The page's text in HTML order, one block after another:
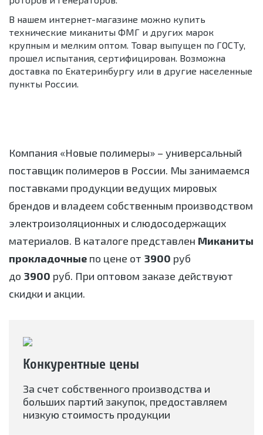
В нашем интернет-магазине можно купить
технические миканиты ФМГ и других марок
крупным и мелким оптом. Товар выпущен по ГОСТу,
прошел испытания, сертифицирован. Возможна
доставка по Екатеринбургу или в другие населенные
пункты России.
Компания «Новые полимеры» – универсальный
поставщик полимеров в России. Мы занимаемся
поставками продукции ведущих мировых
брендов и владеем собственным производством
электроизоляционных и слюдосодержащих
материалов. В каталоге представлен Миканиты
прокладочные по цене от 3900 руб
до 3900 руб. При оптовом заказе действуют
скидки и акции.
Конкурентные цены
За счет собственного производства и
больших партий закупок, предоставляем
низкую стоимость продукции